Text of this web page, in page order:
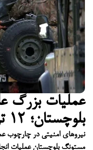
عملیات بزرگ
بلوچستان؛ ۱۲ تروریست کشته شدند